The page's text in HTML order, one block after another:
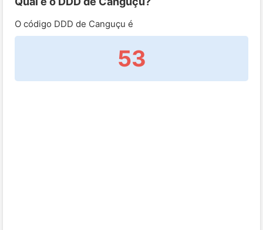
O código DDD de Canguçu é
53